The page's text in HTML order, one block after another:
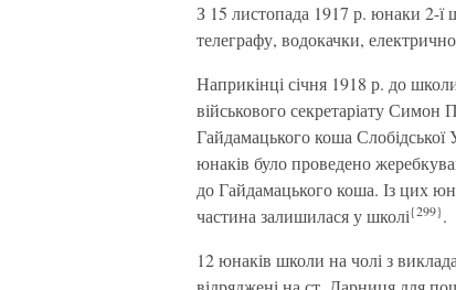
З 15 листопада 1917 р. юнаки 2-ї
телеграфу, водокачки,
Наприкінці січня 1918 р. до
військового секретаріату Симон
Гайдамацького коша
юнаків було проведено
до Гайдамацького коша. Із цих
частина залишилася у школі{299}.
12 юнаків школи на чолі з